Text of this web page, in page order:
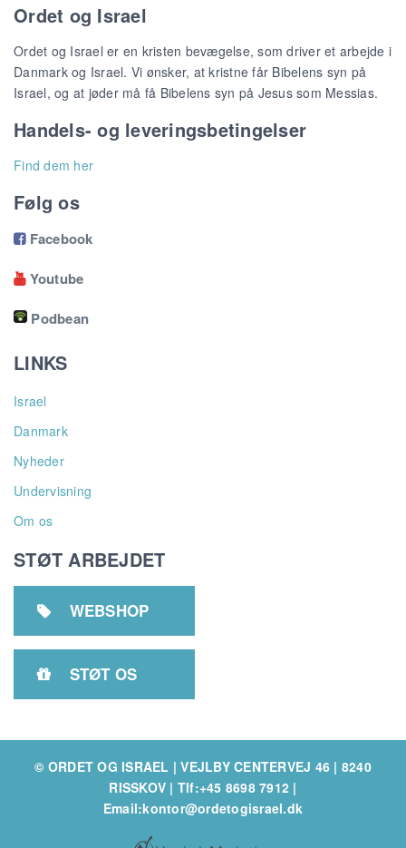
Ordet og Israel
Ordet og Israel er en kristen bevægelse, som driver et arbejde i
Danmark og Israel. Vi ønsker, at kristne får Bibelens syn på
Israel, og at jøder må få Bibelens syn på Jesus som Messias.
Handels- og leveringsbetingelser
Find dem her
Følg os
Facebook
Youtube
Podbean
LINKS
Israel
Danmark
Nyheder
Undervisning
Om os
STØT ARBEJDET
 WEBSHOP
 STØT OS
© ORDET OG ISRAEL | VEJLBY CENTERVEJ 46 | 8240
RISSKOV | Tlf:+45 8698 7912 |
Email:kontor@ordetogisrael.dk